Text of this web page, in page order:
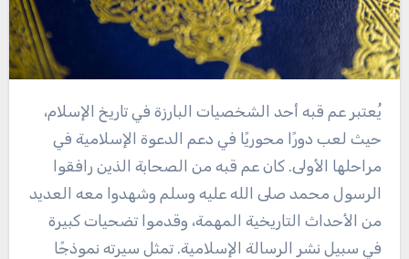
يُعتبر عم قبه أحد الشخصيات البارزة في تاريخ الإسلام،
حيث لعب دورًا محوريًا في دعم الدعوة الإسلامية في
مراحلها الأولى. كان عم قبه من الصحابة الذين رافقوا
الرسول محمد صلى الله عليه وسلم وشهدوا معه العديد
من الأحداث التاريخية المهمة، وقدموا تضحيات كبيرة
في سبيل نشر الرسالة الإسلامية. تمثل سيرته نموذجًا